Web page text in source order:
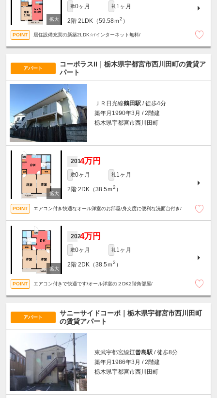
敷0ヶ月 礼1ヶ月
2階 2LDK（59.58ｍ2 ）
居住設備充実の新築2LDK☆/インターネット無料/
アパート
コーポラスII｜栃木県宇都宮市西川田町の賃貸ア
パート
ＪＲ日光線鶴田駅 / 徒歩4分
築年月1990年3月 / 2階建
栃木県宇都宮市西川田町
2014万円
敷0ヶ月 礼1ヶ月
2階 2DK（38.5ｍ2 ）
エアコン付き快適なオール洋室のお部屋/身支度に便利な洗面台付き/
2024万円
敷0ヶ月 礼1ヶ月
2階 2DK（38.5ｍ2 ）
エアコン付きで快適です/オール洋室の２DK2階角部屋/
アパート
サニーサイドコーポ｜栃木県宇都宮市西川田町
の賃貸アパート
東武宇都宮線江曾島駅 / 徒歩8分
築年月1986年3月 / 2階建
栃木県宇都宮市西川田町